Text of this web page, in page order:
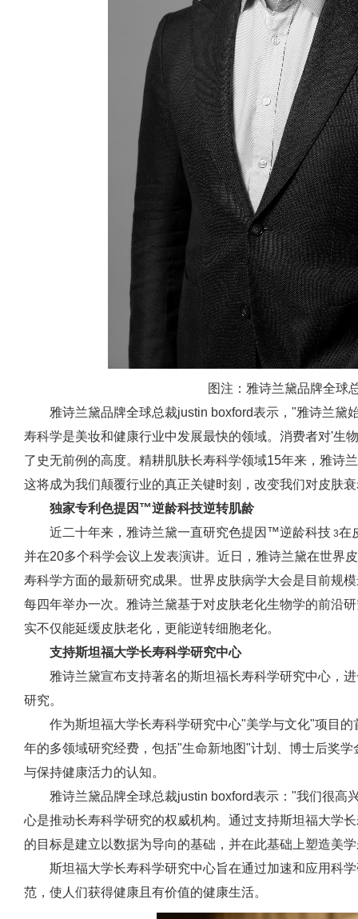
图注：雅诗兰黛品牌全球
雅诗兰黛品牌全球总裁justin boxford表示，"雅诗兰黛
寿科学是美妆和健康行业中发展最快的领域。消费者对'生
了史无前例的高度。精耕肌肤长寿科学领域15年来，雅诗
这将成为我们颠覆行业的真正关键时刻，改变我们对皮肤
独家专利色提因™逆龄科技逆转肌龄
近二十年来，雅诗兰黛一直研究色提因™逆龄科技 3在
并在20多个科学会议上发表演讲。近日，雅诗兰黛在世界
寿科学方面的最新研究成果。世界皮肤病学大会是目前规
每四年举办一次。雅诗兰黛基于对皮肤老化生物学的前沿
实不仅能延缓皮肤老化，更能逆转细胞老化。
支持斯坦福大学长寿科学研究中心
雅诗兰黛宣布支持著名的斯坦福长寿科学研究中心，
研究。
作为斯坦福大学长寿科学研究中心"美学与文化"项目
年的多领域研究经费，包括"生命新地图"计划、博士后奖
与保持健康活力的认知。
雅诗兰黛品牌全球总裁justin boxford表示："我们很高
心是推动长寿科学研究的权威机构。通过支持斯坦福大学
的目标是建立以数据为导向的基础，并在此基础上塑造美
斯坦福大学长寿科学研究中心旨在通过加速和应用科
范，使人们获得健康且有价值的健康生活。